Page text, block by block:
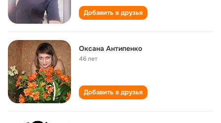
Добавить в друзья
Оксана Антипенко
46 лет
Добавить в друзья